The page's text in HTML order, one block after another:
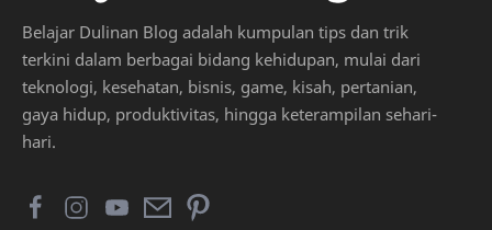
Belajar Dulinan Blog adalah kumpulan tips dan trik
terkini dalam berbagai bidang kehidupan, mulai dari
teknologi, kesehatan, bisnis, game, kisah, pertanian,
gaya hidup, produktivitas, hingga keterampilan sehari-
hari.